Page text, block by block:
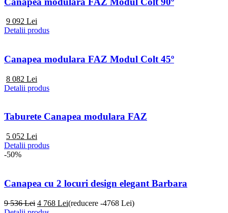
9 092 Lei
Detalii produs
Canapea modulara FAZ Modul Colt 45º
8 082 Lei
Detalii produs
Taburete Canapea modulara FAZ
5 052 Lei
Detalii produs
-50%
Canapea cu 2 locuri design elegant Barbara
9 536 Lei 4 768 Lei(reducere -4768 Lei)